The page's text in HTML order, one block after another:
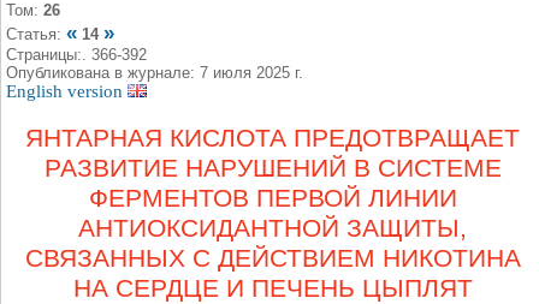
Том: 26
Статья: « 14 »
Страницы:. 366-392
Опубликована в журнале: 7 июля 2025 г.
English version
ЯНТАРНАЯ КИСЛОТА ПРЕДОТВРАЩАЕТ
РАЗВИТИЕ НАРУШЕНИЙ В СИСТЕМЕ
ФЕРМЕНТОВ ПЕРВОЙ ЛИНИИ
АНТИОКСИДАНТНОЙ ЗАЩИТЫ,
СВЯЗАННЫХ С ДЕЙСТВИЕМ НИКОТИНА
НА СЕРДЦЕ И ПЕЧЕНЬ ЦЫПЛЯТ